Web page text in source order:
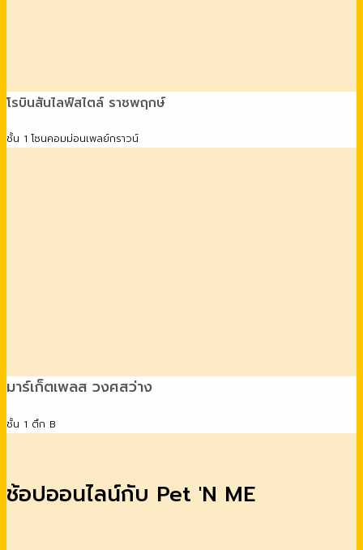
โรบินสันไลฟ์สไตล์ ราชพฤกษ์
ชั้น 1 โซนคอมม่อนเพลย์กราวน์
มาร์เก็ตเพลส วงศสว่าง
ชั้น 1 ตึก B
ช้อปออนไลน์กับ Pet 'N ME